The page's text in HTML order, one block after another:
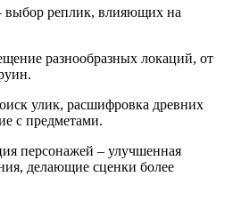
выбор реплик, влияющих на
разнообразных локаций, от
улик, расшифровка древних
с предметами.
персонажей – улучшенная
делающие сценки более